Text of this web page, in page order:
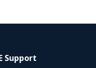
Support